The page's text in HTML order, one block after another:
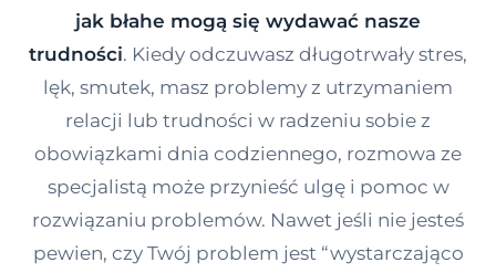
Dołącz do portalu
jak błahe mogą się wydawać nasze
trudności. Kiedy odczuwasz długotrwały stres,
lęk, smutek, masz problemy z utrzymaniem
relacji lub trudności w radzeniu sobie z
obowiązkami dnia codziennego, rozmowa ze
specjalistą może przynieść ulgę i pomoc w
rozwiązaniu problemów. Nawet jeśli nie jesteś
pewien, czy Twój problem jest “wystarczająco